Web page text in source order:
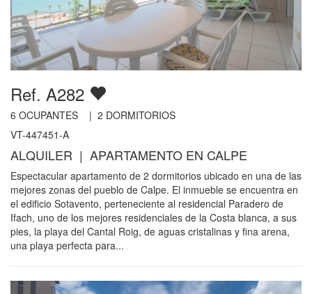
Ref. A282
6 OCUPANTES | 2 DORMITORIOS
VT-447451-A
ALQUILER | APARTAMENTO EN CALPE
Espectacular apartamento de 2 dormitorios ubicado en una de las
mejores zonas del pueblo de Calpe. El inmueble se encuentra en
el edificio Sotavento, perteneciente al residencial Paradero de
Ifach, uno de los mejores residenciales de la Costa blanca, a sus
pies, la playa del Cantal Roig, de aguas cristalinas y fina arena,
una playa perfecta para...